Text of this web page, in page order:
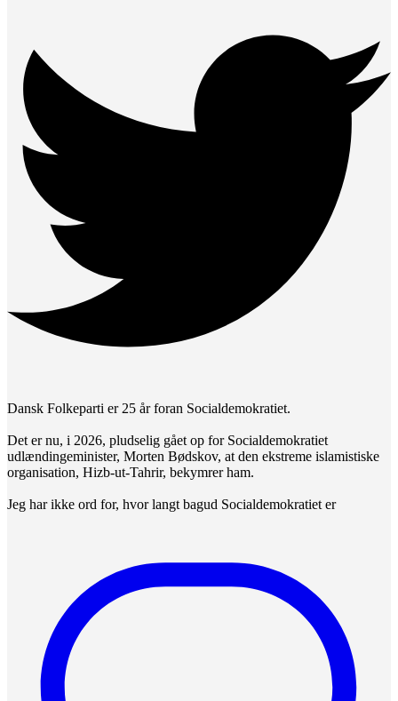
Dansk Folkeparti er 25 år foran Socialdemokratiet.
Det er nu, i 2026, pludselig gået op for Socialdemokratiet
udlændingeminister, Morten Bødskov, at den ekstreme islamistiske
organisation, Hizb-ut-Tahrir, bekymrer ham.
Jeg har ikke ord for, hvor langt bagud Socialdemokratiet er